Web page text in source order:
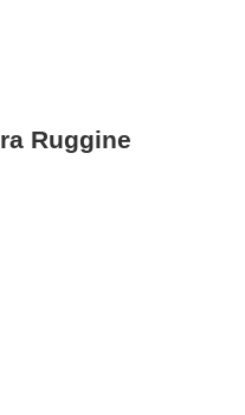
Ruggine